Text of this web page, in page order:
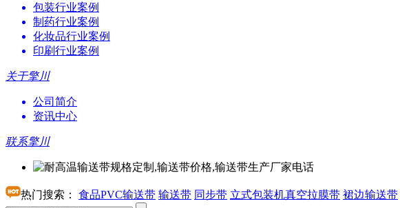
包装行业案例
制药行业案例
化妆品行业案例
印刷行业案例
关于擎川
公司简介
资讯中心
联系擎川
热门搜索： 食品PVC输送带 输送带 同步带 立式包装机真空拉膜带 裙边输送带